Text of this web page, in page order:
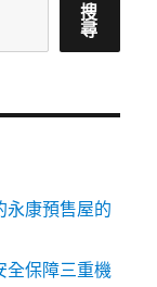
搜
尋
永康預售屋的
全保障三重機